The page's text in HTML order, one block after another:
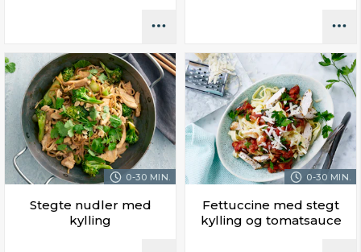
0-30 MIN.
Stegte nudler med
kylling
0-30 MIN.
Fettuccine med stegt
kylling og tomatsauce